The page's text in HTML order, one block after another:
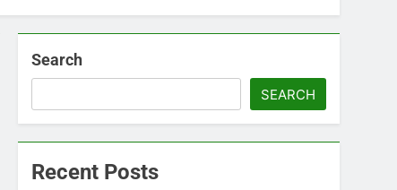
Search
SEARCH
Recent Posts